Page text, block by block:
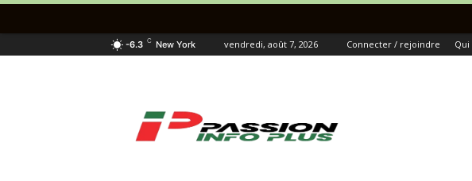
-6.3 C New York vendredi, août 7, 2026 Connecter / rejoindre Qui